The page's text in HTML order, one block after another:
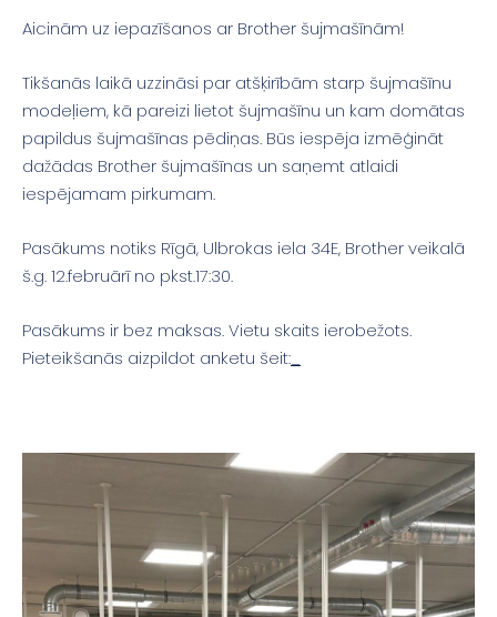
Aicinām uz iepazīšanos ar Brother šujmašīnām!
Tikšanās laikā uzzināsi par atšķirībām starp šujmašīnu
modeļiem, kā pareizi lietot šujmašīnu un kam domātas
papildus šujmašīnas pēdiņas. Būs iespēja izmēģināt
dažādas Brother šujmašīnas un saņemt atlaidi
iespējamam pirkumam.
Pasākums notiks Rīgā, Ulbrokas iela 34E, Brother veikalā
š.g. 12.februārī no pkst.17:30.
Pasākums ir bez maksas. Vietu skaits ierobežots.
Pieteikšanās aizpildot anketu šeit: